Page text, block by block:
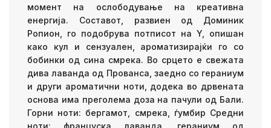
момент на ослободување на креативна
енергија. Составот, развиен од Доминик
Ропион, го подобрува потписот на Y, опишан
како кул и сензуален, ароматизирајќи го со
бобинки од сина смрека. Во срцето е свежата
дива лаванда од Прованса, заедно со гераниум
и други ароматични ноти, додека во дрвената
основа има преголема доза на пачули од Бали.
Горни ноти: бергамот, смрека, ѓумбир Средни
ноти: француска лаванда, гераниум од